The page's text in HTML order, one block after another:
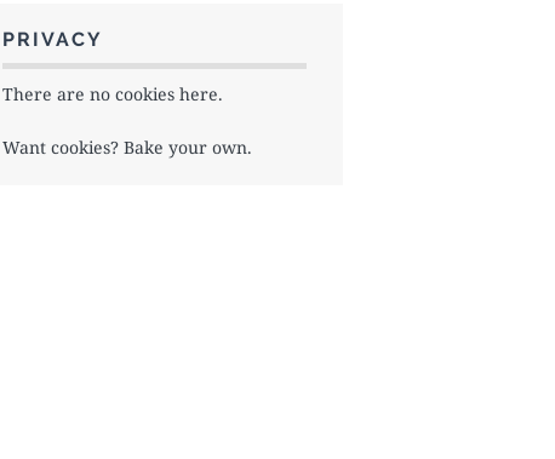
PRIVACY
There are no cookies here.
Want cookies? Bake your own.